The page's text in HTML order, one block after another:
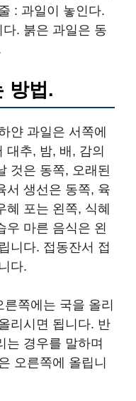
: 과일이 놓인다.
. 붉은 과일은 동
방법.
얀 과일은 서쪽에
대추, 밤, 배, 감의
것은 동쪽, 오래된
서 생선은 동쪽, 육
포는 왼쪽, 식혜
우 마른 음식은 왼
니다. 접동잔서 접
다.
쪽에는 국을 올리
리시면 됩니다. 반
는 경우를 말하며
오른쪽에 올립니